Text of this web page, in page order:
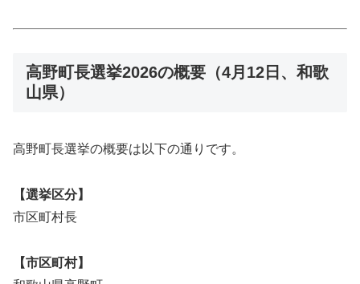
高野町長選挙2026の概要（4月12日、和歌
山県）
高野町長選挙の概要は以下の通りです。
【選挙区分】
市区町村長
【市区町村】